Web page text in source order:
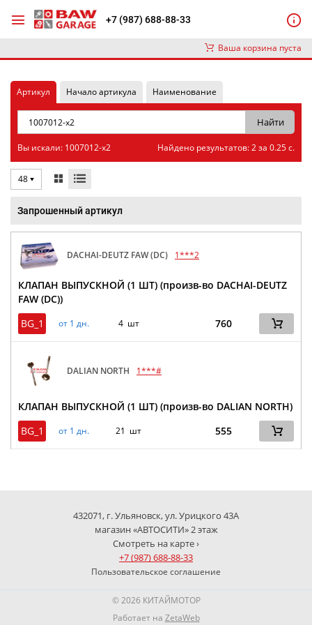
+7 (987) 688-88-33
Ваша корзина пуста
Артикул Начало артикула Наименование
Вы искали: 1007012-x2 Найдено результатов: 2 за 0.25 с.
48
Запрошенный артикул
DACHAI-DEUTZ FAW (DC) 1***2
КЛАПАН ВЫПУСКНОЙ (1 ШТ) (произв-во DACHAI-DEUTZ
FAW (DC))
BG_1
от 1 дн. 4 шт 760
DALIAN NORTH 1***#
КЛАПАН ВЫПУСКНОЙ (1 ШТ) (произв-во DALIAN NORTH)
BG_1
от 1 дн. 21 шт 555
432071, г. Ульяновск, ул. Урицкого 43А
магазин «АВТОСИТИ» 2 этаж
Смотреть на карте ›
+7 (987) 688-88-33
Пользовательское соглашение
© 2026 КИТАЙМОТОР
Работает на ZetaWeb